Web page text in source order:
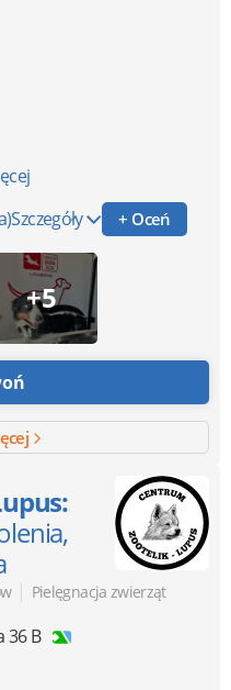
Szczegóły + Oceń
+5
| Pielęgnacja zwierząt
36 B